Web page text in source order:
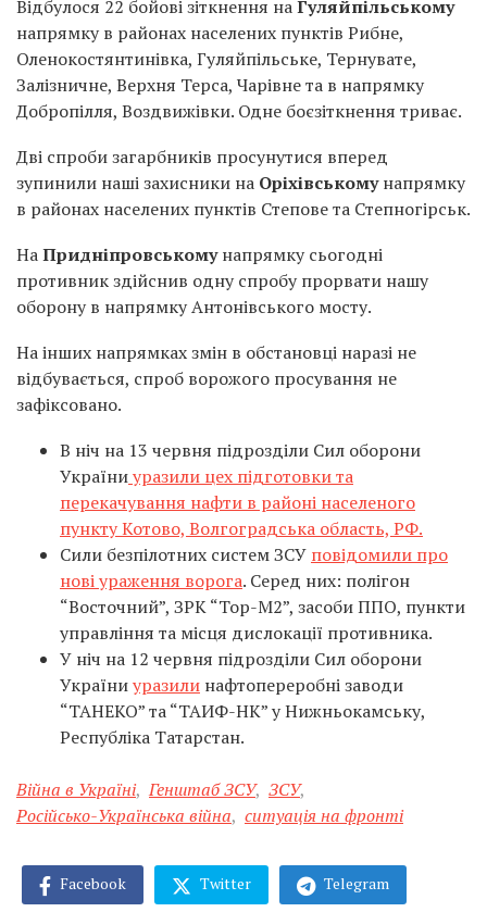
Відбулося 22 бойові зіткнення наГуляйпільському
напрямку в районах населених пунктів Рибне,
Оленокостянтинівка, Гуляйпільське, Тернувате,
Залізничне, Верхня Терса, Чарівне та в напрямку
Добропілля, Воздвижівки. Одне боєзіткнення триває.
Дві спроби загарбників просунутися вперед
зупинили наші захисники на Оріхівськомунапрямку
в районах населених пунктів Степове та Степногірськ.
НаПридніпровськомунапрямку сьогодні
противник здійснив одну спробу прорвати нашу
оборону в напрямку Антонівського мосту.
На інших напрямках змін в обстановці наразі не
відбувається, спроб ворожого просування не
зафіксовано.
В ніч на 13 червня підрозділи Сил оборони
Україниуразили цех підготовки та
перекачування нафти в районі населеного
пункту Котово, Волгоградська область, РФ.
Сили безпілотних систем ЗСУ повідомили про
нові ураження ворога. Серед них: полігон
“Восточний”, ЗРК “Тор-М2”, засоби ППО, пункти
управління та місця дислокації противника.
У ніч на 12 червня підрозділи Сил оборони
Україниуразили нафтопереробні заводи
“ТАНЕКО” та “ТАИФ-НК” у Нижньокамську,
Республіка Татарстан.
Війна в Україні, Генштаб ЗСУ, ЗСУ,
Російсько-Українська війна, ситуація на фронті
Facebook Twitter Telegram